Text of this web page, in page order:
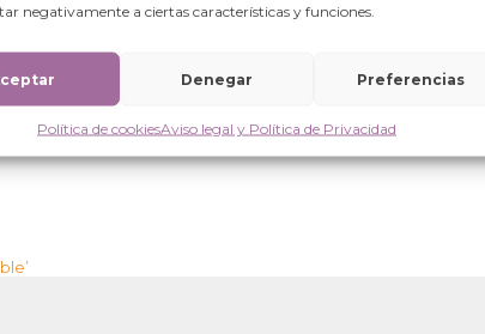
negativamente a ciertas características y funciones.
Denegar Preferencias
Política de cookiesAviso legal y Política de Privacidad